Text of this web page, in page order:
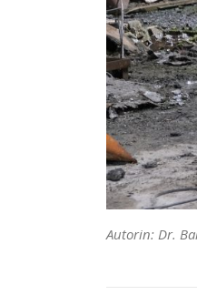
Autorin: Dr.